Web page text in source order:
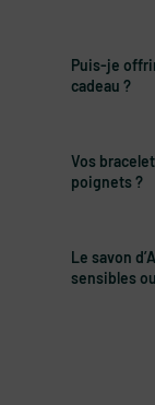
Puis-je
cadeau ?
Vos
poignets ?
Le savon
sensibles